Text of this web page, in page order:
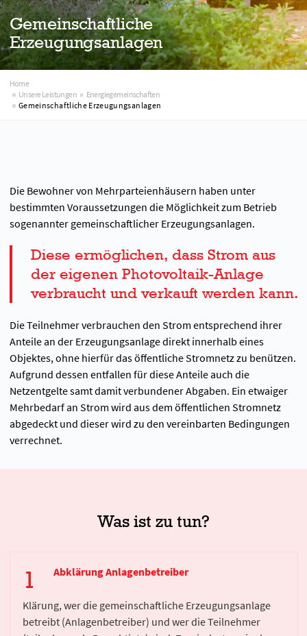
Gemeinschaftliche
Erzeugungsanlagen
Home
Unsere Leistungen
Energiegemeinschaften
Gemeinschaftliche Erzeugungsanlagen
Die Bewohner von Mehrparteienhäusern haben unter
bestimmten Voraussetzungen die Möglichkeit zum Betrieb
sogenannter gemeinschaftlicher Erzeugungsanlagen.
Diese ermöglichen, dass Strom aus
der eigenen Photovoltaik-Anlage
verbraucht und verkauft werden kann.
Die Teilnehmer verbrauchen den Strom entsprechend ihrer
Anteile an der Erzeugungsanlage direkt innerhalb eines
Objektes, ohne hierfür das öffentliche Stromnetz zu benützen.
Aufgrund dessen entfallen für diese Anteile auch die
Netzentgelte samt damit verbundener Abgaben. Ein etwaiger
Mehrbedarf an Strom wird aus dem öffentlichen Stromnetz
abgedeckt und dieser wird zu den vereinbarten Bedingungen
verrechnet.
Was ist zu tun?
Abklärung Anlagenbetreiber
Klärung, wer die gemeinschaftliche Erzeugungsanlage
betreibt (Anlagenbetreiber) und wer die Teilnehmer